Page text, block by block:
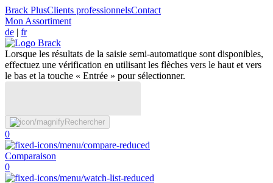
Brack PlusClients professionnelsContact
Mon Assortiment
de | fr
Lorsque les résultats de la saisie semi-automatique sont disponibles,
effectuez une vérification en utilisant les flèches vers le haut et vers
le bas et la touche « Entrée » pour sélectionner.
Rechercher
0
Comparaison
0